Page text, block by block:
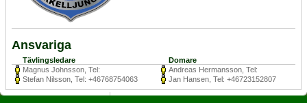
Ansvariga
Tävlingsledare
Domare
Magnus Johnsson, Tel:
Andreas Hermansson, Tel:
Stefan Nilsson, Tel: +46768754063
Jan Hansen, Tel: +46723152807